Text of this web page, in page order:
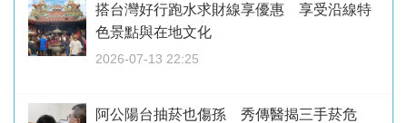
搭台灣好行跑水求財線享優惠 享受沿線特
色景點與在地文化
2026-07-13 22:25
阿公陽台抽菸也傷孫 秀傳醫揭三手菸危